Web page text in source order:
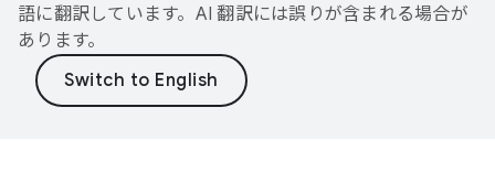
語に翻訳しています。AI 翻訳には誤りが含まれる場合が
あります。